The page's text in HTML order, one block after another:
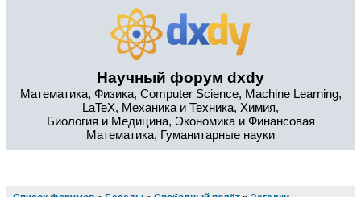
Научный форум dxdy
Математика, Физика, Computer Science, Machine Learning,
LaTeX, Механика и Техника, Химия,
Биология и Медицина, Экономика и Финансовая
Математика, Гуманитарные науки